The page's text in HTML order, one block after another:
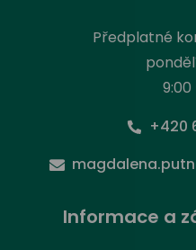
Předplatné
9:00
+420
Informace a